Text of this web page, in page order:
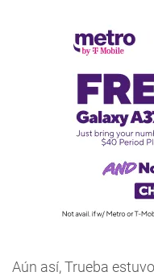
Aún así, Trueba